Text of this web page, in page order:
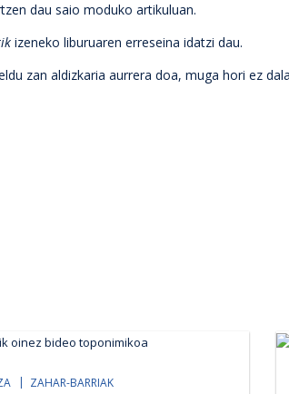
dau saio moduko artikuluan.
izeneko liburuaren erreseina idatzi dau.
zan aldizkaria aurrera doa, muga hori ez
ZAHAR-BARRIAK